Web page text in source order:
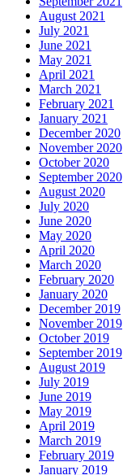
August 2021
July 2021
June 2021
May 2021
April 2021
March 2021
February 2021
January 2021
December 2020
November 2020
October 2020
September 2020
August 2020
July 2020
June 2020
May 2020
April 2020
March 2020
February 2020
January 2020
December 2019
November 2019
October 2019
September 2019
August 2019
July 2019
June 2019
May 2019
April 2019
March 2019
February 2019
January 2019